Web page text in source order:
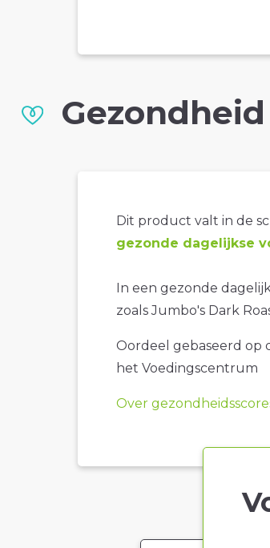
Gezondheid
Dit product valt in de
gezonde dagelijkse
In een gezonde
zoals Jumbo's Dark
Oordeel gebaseerd op
het Voedingscentrum
Over